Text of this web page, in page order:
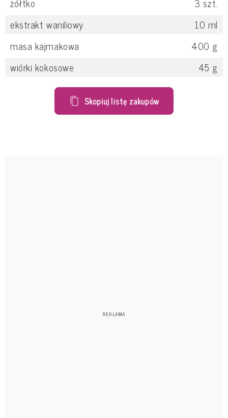
ekstrakt waniliowy
10 ml
masa kajmakowa
400 g
wiórki kokosowe
45 g
Skopiuj listę zakupów